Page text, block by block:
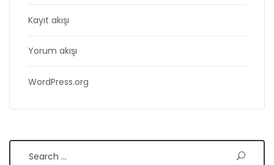
Kayıt akışı
Yorum akışı
WordPress.org